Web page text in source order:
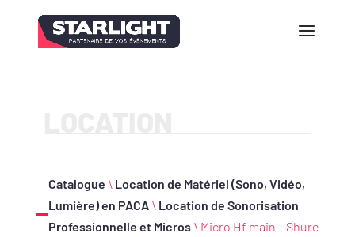
Catalogue \ Location de Matériel (Sono, Vidéo,
Lumière) en PACA\ Location de Sonorisation
Professionnelle et Micros\ Micro Hf main – Shure